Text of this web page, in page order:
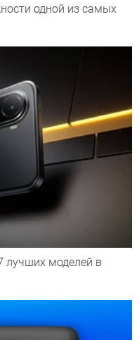
одной из самых
лучших моделей в